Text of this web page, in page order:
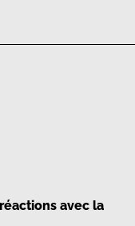
avec la